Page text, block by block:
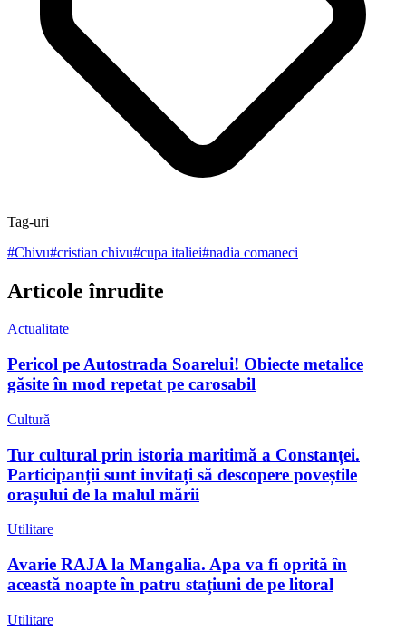
Tag-uri
#Chivu#cristian chivu#cupa italiei#nadia comaneci
Articole înrudite
Actualitate
Pericol pe Autostrada Soarelui! Obiecte metalice
găsite în mod repetat pe carosabil
Cultură
Tur cultural prin istoria maritimă a Constanței.
Participanții sunt invitați să descopere poveștile
orașului de la malul mării
Utilitare
Avarie RAJA la Mangalia. Apa va fi oprită în
această noapte în patru stațiuni de pe litoral
Utilitare